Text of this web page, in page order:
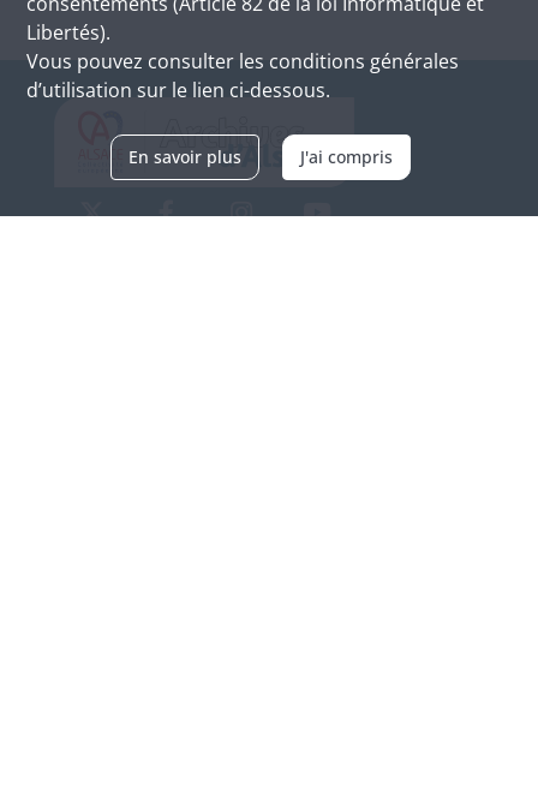
Libertés).
Vous pouvez consulter les conditions générales
d’utilisation sur le lien ci-dessous.
En savoir plus J'ai compris